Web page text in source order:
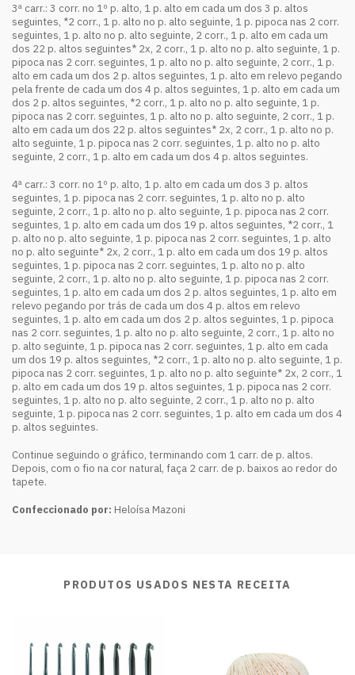
3ª carr.: 3 corr. no 1º p. alto, 1 p. alto em cada um dos 3 p. altos
seguintes, *2 corr., 1 p. alto no p. alto seguinte, 1 p. pipoca nas 2 corr.
seguintes, 1 p. alto no p. alto seguinte, 2 corr., 1 p. alto em cada um
dos 22 p. altos seguintes* 2x, 2 corr., 1 p. alto no p. alto seguinte, 1 p.
pipoca nas 2 corr. seguintes, 1 p. alto no p. alto seguinte, 2 corr., 1 p.
alto em cada um dos 2 p. altos seguintes, 1 p. alto em relevo pegando
pela frente de cada um dos 4 p. altos seguintes, 1 p. alto em cada um
dos 2 p. altos seguintes, *2 corr., 1 p. alto no p. alto seguinte, 1 p.
pipoca nas 2 corr. seguintes, 1 p. alto no p. alto seguinte, 2 corr., 1 p.
alto em cada um dos 22 p. altos seguintes* 2x, 2 corr., 1 p. alto no p.
alto seguinte, 1 p. pipoca nas 2 corr. seguintes, 1 p. alto no p. alto
seguinte, 2 corr., 1 p. alto em cada um dos 4 p. altos seguintes.
4ª carr.: 3 corr. no 1º p. alto, 1 p. alto em cada um dos 3 p. altos
seguintes, 1 p. pipoca nas 2 corr. seguintes, 1 p. alto no p. alto
seguinte, 2 corr., 1 p. alto no p. alto seguinte, 1 p. pipoca nas 2 corr.
seguintes, 1 p. alto em cada um dos 19 p. altos seguintes, *2 corr., 1
p. alto no p. alto seguinte, 1 p. pipoca nas 2 corr. seguintes, 1 p. alto
no p. alto seguinte* 2x, 2 corr., 1 p. alto em cada um dos 19 p. altos
seguintes, 1 p. pipoca nas 2 corr. seguintes, 1 p. alto no p. alto
seguinte, 2 corr., 1 p. alto no p. alto seguinte, 1 p. pipoca nas 2 corr.
seguintes, 1 p. alto em cada um dos 2 p. altos seguintes, 1 p. alto em
relevo pegando por trás de cada um dos 4 p. altos em relevo
seguintes, 1 p. alto em cada um dos 2 p. altos seguintes, 1 p. pipoca
nas 2 corr. seguintes, 1 p. alto no p. alto seguinte, 2 corr., 1 p. alto no
p. alto seguinte, 1 p. pipoca nas 2 corr. seguintes, 1 p. alto em cada
um dos 19 p. altos seguintes, *2 corr., 1 p. alto no p. alto seguinte, 1 p.
pipoca nas 2 corr. seguintes, 1 p. alto no p. alto seguinte* 2x, 2 corr., 1
p. alto em cada um dos 19 p. altos seguintes, 1 p. pipoca nas 2 corr.
seguintes, 1 p. alto no p. alto seguinte, 2 corr., 1 p. alto no p. alto
seguinte, 1 p. pipoca nas 2 corr. seguintes, 1 p. alto em cada um dos 4
p. altos seguintes.
Continue seguindo o gráfico, terminando com 1 carr. de p. altos.
Depois, com o fio na cor natural, faça 2 carr. de p. baixos ao redor do
tapete.
Confeccionado por: Heloísa Mazoni
PRODUTOS USADOS NESTA RECEITA